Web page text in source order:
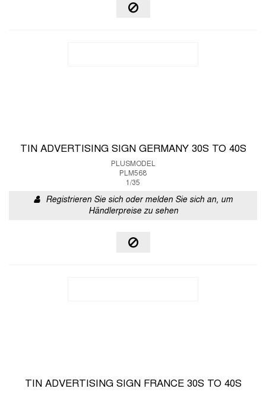
TIN ADVERTISING SIGN GERMANY 30S TO 40S
PLUSMODEL
PLM568
1/35
Registrieren Sie sich oder melden Sie sich an, um
Händlerpreise zu sehen
TIN ADVERTISING SIGN FRANCE 30S TO 40S